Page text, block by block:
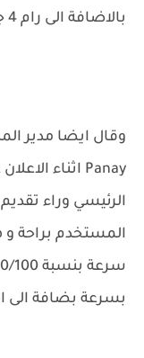
بالاضافة الى رام 4 جيغا
Panay اثناء الاعلان عن اصدار
الرئيسي وراء
المستخدم براحة و
بسرعة بضافة الى